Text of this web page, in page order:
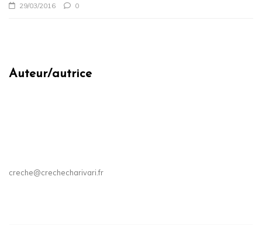
29/03/2016 0
Auteur/autrice
creche@crechecharivari.fr